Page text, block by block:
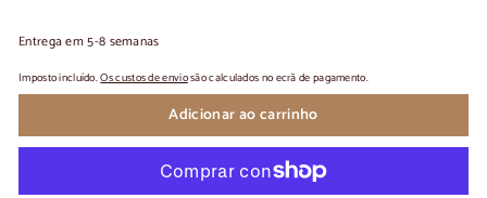
Entrega em 5-8 semanas
Imposto incluído.Os custos de enviosão calculados no ecrã de pagamento.
Adicionar ao carrinho